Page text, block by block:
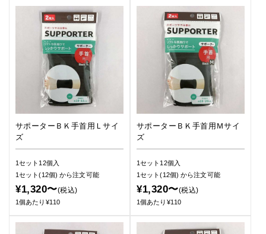
サポーターＢＫ手首用Ｌサイ
ズ
1セット12個入
1セット(12個)から注文可能
¥1,320〜(税込)
1個あたり¥110
サポーターＢＫ手首用Ｍサイ
ズ
1セット12個入
1セット(12個)から注文可能
¥1,320〜(税込)
1個あたり¥110